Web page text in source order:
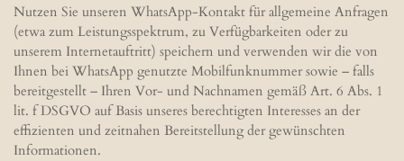
Nutzen Sie unseren WhatsApp-Kontakt für allgemeine Anfragen
(etwa zum Leistungsspektrum, zu Verfügbarkeiten oder zu
unserem Internetauftritt) speichern und verwenden wir die von
Ihnen bei WhatsApp genutzte Mobilfunknummer sowie – falls
bereitgestellt – Ihren Vor- und Nachnamen gemäß Art. 6 Abs. 1
lit. f DSGVO auf Basis unseres berechtigten Interesses an der
effizienten und zeitnahen Bereitstellung der gewünschten
Informationen.